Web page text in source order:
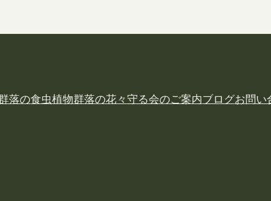
落の食虫植物群落の花々守る会のご案内ブログお問い